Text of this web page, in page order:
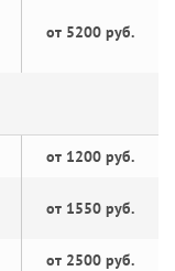
от 5200 руб.
от 1200 руб.
от 1550 руб.
от 2500 руб.